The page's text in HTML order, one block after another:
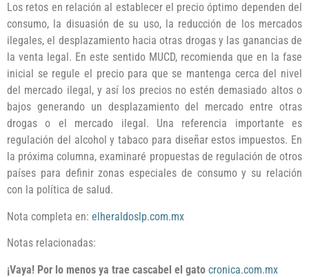
Los retos en relación al establecer el precio óptimo dependen del
consumo, la disuasión de su uso, la reducción de los mercados
ilegales, el desplazamiento hacia otras drogas y las ganancias de
la venta legal. En este sentido MUCD, recomienda que en la fase
inicial se regule el precio para que se mantenga cerca del nivel
del mercado ilegal, y así los precios no estén demasiado altos o
bajos generando un desplazamiento del mercado entre otras
drogas o el mercado ilegal. Una referencia importante es
regulación del alcohol y tabaco para diseñar estos impuestos. En
la próxima columna, examinaré propuestas de regulación de otros
países para definir zonas especiales de consumo y su relación
con la política de salud.
Nota completa en: elheraldoslp.com.mx
Notas relacionadas:
¡Vaya! Por lo menos ya trae cascabel el gato cronica.com.mx